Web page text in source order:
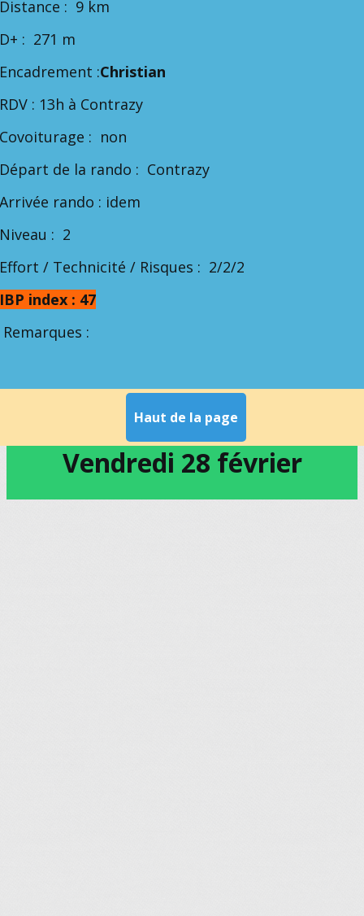
: 9 km
: 271 m
:Christian
: 13h à Contrazy
: non
de la rando : Contrazy
rando : idem
: 2
/ Technicité / Risques : 2/2/2
index : 47
:
Haut de la page
Vendredi 28 février